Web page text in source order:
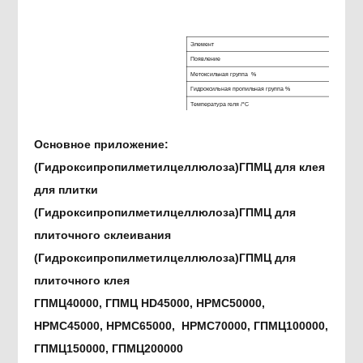
Элемент
Появление
Метоксильная группа %
Гидроксильная пропильная группа %
Температура геля /°C
Содержание воды %
Основное приложение:
(Гидроксипропилметилцеллюлоза)ГПМЦ для клея
для плитки
(Гидроксипропилметилцеллюлоза)ГПМЦ для
плиточного склеивания
(Гидроксипропилметилцеллюлоза)ГПМЦ для
плиточного клея
ГПМЦ40000, ГПМЦ HD45000, HPMC50000,
HPMC45000, HPMC65000, HPMC70000, ГПМЦ100000,
ГПМЦ150000, ГПМЦ200000